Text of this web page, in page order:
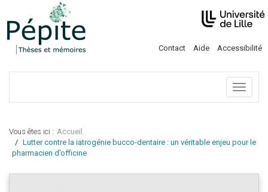
Contact Aide Accessibilité
Menu
Vous êtes ici : Accueil
Lutter contre la iatrogénie bucco-dentaire : un véritable enjeu pour le
pharmacien d’officine